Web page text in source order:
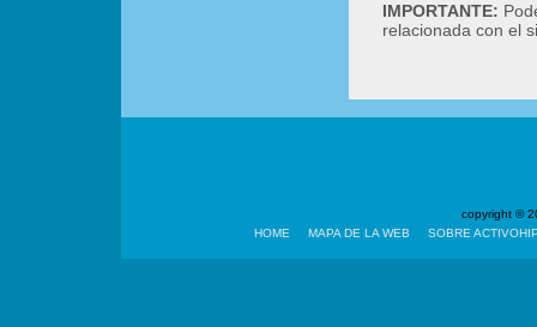
IMPORTANTE:
relacionada con el
copyright ©
HOME
MAPA DE LA WEB SOBRE